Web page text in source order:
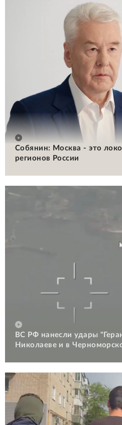
Собянин: Москва - это
регионов России
ВС РФ нанесли удары
Николаеве и в